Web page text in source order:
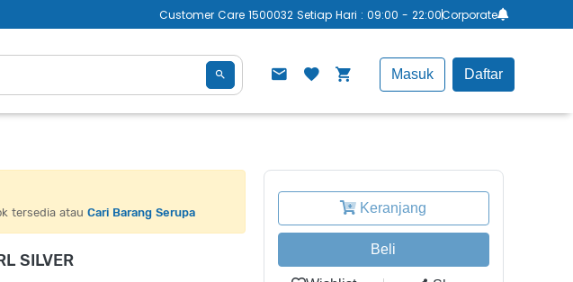
Customer Care 1500032 Setiap Hari : 09:00 - 22:00Corporate
Masuk Daftar
tersedia atauCari Barang Serupa
SILVER
Keranjang
Beli